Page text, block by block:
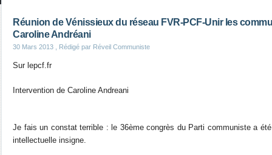
Réunion de Vénissieux du réseau FVR-PCF-Unir les
Caroline Andréani
30 Mars 2013 , Rédigé par Réveil Communiste
Sur lepcf.fr
Intervention de Caroline Andreani
Je fais un constat terrible : le 36ème congrès du Parti communiste a été
intellectuelle insigne.